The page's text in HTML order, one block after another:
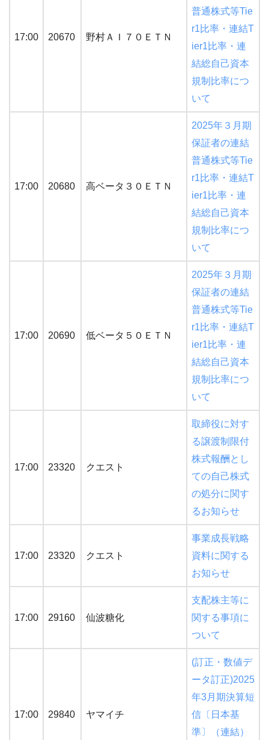
17:00 20670 野村ＡＩ７０ＥＴＮ
普通株式等Tie
r1比率・連結T
ier1比率・連
結総自己資本
規制比率につ
いて
17:00 20680 高ベータ３０ＥＴＮ
2025年３月期
保証者の連結
普通株式等Tie
r1比率・連結T
ier1比率・連
結総自己資本
規制比率につ
いて
17:00 20690 低ベータ５０ＥＴＮ
2025年３月期
保証者の連結
普通株式等Tie
r1比率・連結T
ier1比率・連
結総自己資本
規制比率につ
いて
17:00 23320 クエスト
取締役に対す
る譲渡制限付
株式報酬とし
ての自己株式
の処分に関す
るお知らせ
17:00 23320 クエスト
事業成長戦略
資料に関する
お知らせ
17:00 29160 仙波糖化
支配株主等に
関する事項に
ついて
17:00 29840 ヤマイチ
(訂正・数値デ
ータ訂正)2025
年3月期決算短
信〔日本基
準〕（連結）